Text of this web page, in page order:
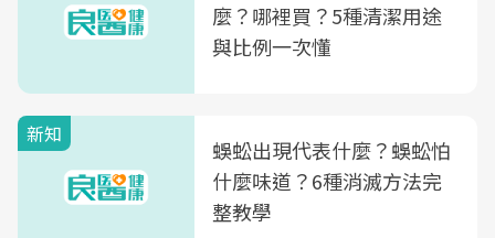
麼？哪裡買？5種清潔用途
與比例一次懂
新知
蜈蚣出現代表什麼？蜈蚣怕
什麼味道？6種消滅方法完
整教學